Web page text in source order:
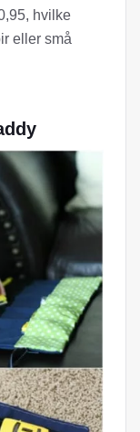
hvilke
eller små